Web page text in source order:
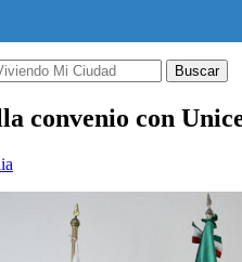
Buscar
convenio con